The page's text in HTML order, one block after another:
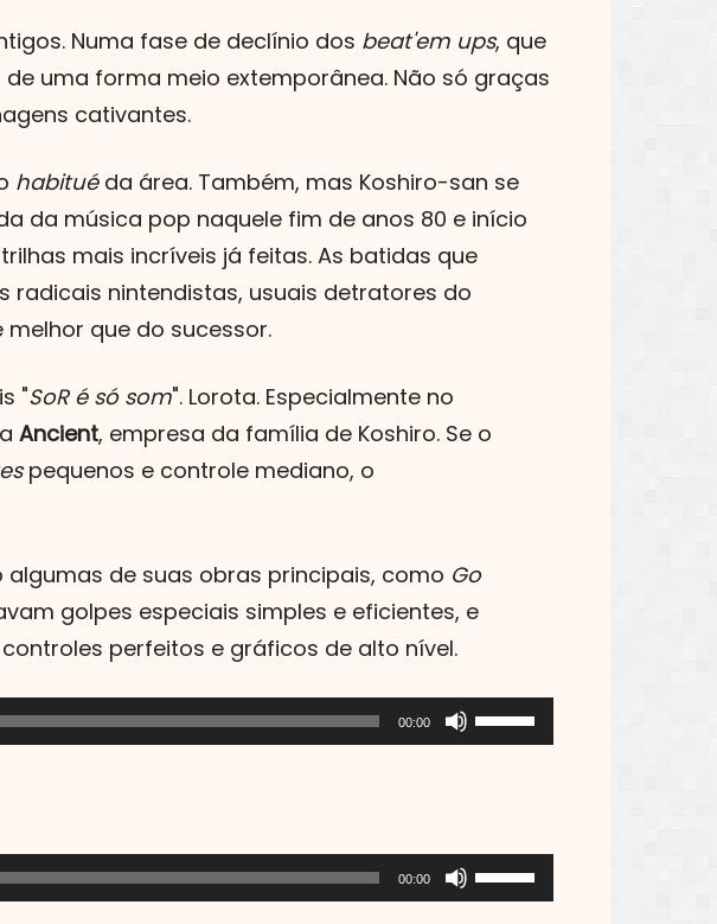
Numa fase de declínio dos beat'em ups, que
uma forma meio extemporânea. Não só graças
cativantes.
habituéda área. Também, mas Koshiro-san se
da música pop naquele fim de anos 80 e início
mais incríveis já feitas. As batidas que
radicais nintendistas, usuais detratores do
melhor que do sucessor.
"SoR é só som". Lorota. Especialmente no
Ancient, empresa da família de Koshiro. Se o
pequenos e controle mediano, o
de suas obras principais, como Go
golpes especiais simples e eficientes, e
perfeitos e gráficos de alto nível.
00:00
Use
as
cima
ou
00:00
Use
as